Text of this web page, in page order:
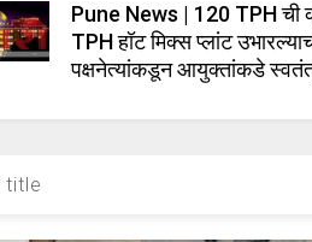
Pune News | 120 TPH ची
TPH हॉट मिक्स प्लांट
पक्षनेत्यांकडून आयुक्तांकडे